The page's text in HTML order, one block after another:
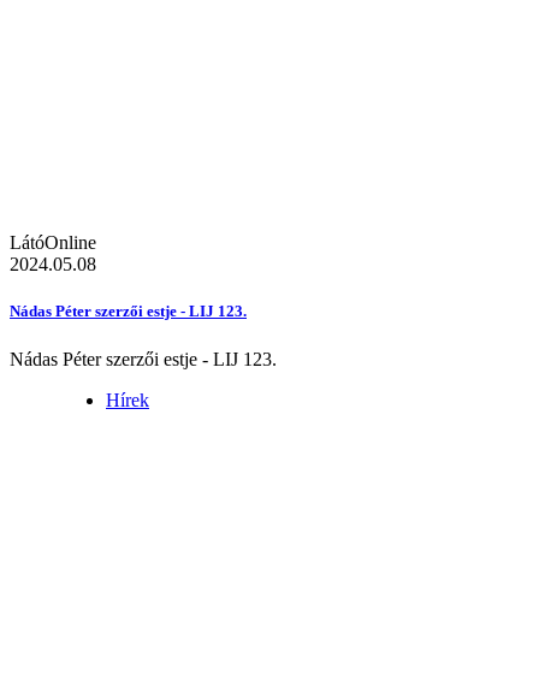
LátóOnline
2024.05.08
Nádas Péter szerzői estje - LIJ 123.
Nádas Péter szerzői estje - LIJ 123.
Hírek